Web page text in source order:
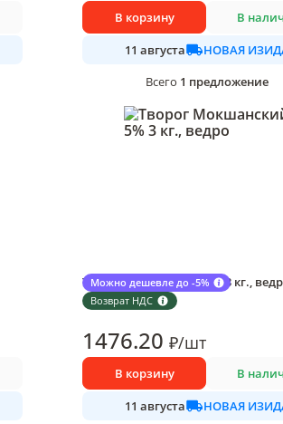
В корзину В
11 августа
НОВАЯ
Всего 1 предложение
Можно дешевле до -5%
Возврат НДС
Творог Мокшанский 5% 3 кг.,
1 шт в упаковке
1476.20 ₽/шт
В корзину В
11 августа НОВАЯ